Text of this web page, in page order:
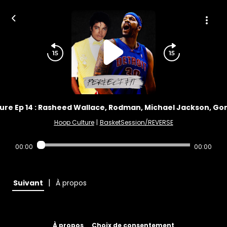
Ep 14 : Rasheed Wallace, Rodman, Michael Jackson,
Hoop Culture | BasketSession/REVERSE
00:00 00:00
Suivant | À propos
À propos Choix de consentement